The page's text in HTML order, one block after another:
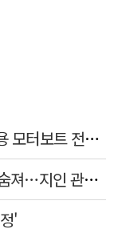
전남 여수 오동도 해상서 5명 탄 유람용 모터보트 전복…2명 숨져
서울 면목동서 60대 남성 2명 흉기에 숨져…지인 관계로 추정
'